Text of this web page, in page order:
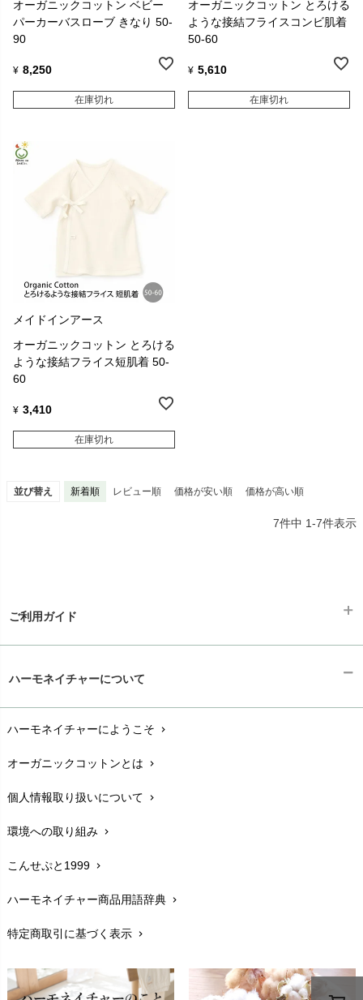
オーガニックコットン ベビー
パーカーバスローブ きなり 50-
90
¥ 8,250
在庫切れ
オーガニックコットン とろける
ような接結フライスコンビ肌着
50-60
¥ 5,610
在庫切れ
メイドインアース
オーガニックコットン とろける
ような接結フライス短肌着 50-
60
¥ 3,410
在庫切れ
並び替え 新着順 レビュー順 価格が安い順 価格が高い順
7件中 1-7件表示
ご利用ガイド
配送と送料chevron_right
在庫状況と発送予定chevron_right
サイズ・寸法chevron_right
生地・素材chevron_right
お手入れについて
レビューを書こうchevron_right
返品交換chevron_right
FAXでのご注文
ハーモネイチャーについて
ハーモネイチャーにようこそ chevron_right
オーガニックコットンとは chevron_right
個人情報取り扱いについて chevron_right
環境への取り組み chevron_right
こんせぷと1999 chevron_right
ハーモネイチャー商品用語辞典 chevron_right
特定商取引に基づく表示 chevron_right